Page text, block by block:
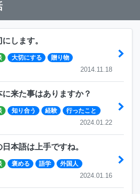
にします。
大切にする 贈り物
2014.11.18
に来た事はありますか？
知り合う 経験 行ったこと
2024.01.22
日本語は上手ですね。
褒める 語学 外国人
2024.01.16